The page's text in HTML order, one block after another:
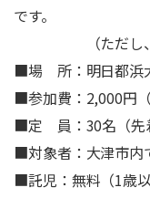
です。
（ただし、３
■場 所：明日都浜
■参加費：2,000円（
■定 員：30名（先
■対象者：大津市内
■託児：無料（1歳